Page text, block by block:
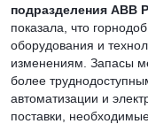
подразделения ABB
показала, что
оборудования и
изменениям. Запасы
более
автоматизации и
поставки,